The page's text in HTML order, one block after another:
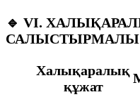
🔹 VI.
Халықаралық
құжат